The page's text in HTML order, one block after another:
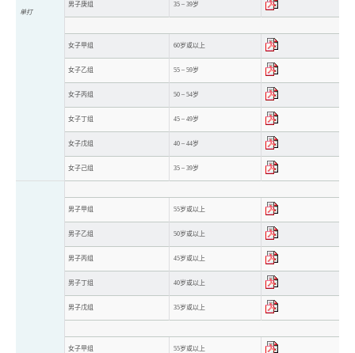
单打
男子庚组 35 – 39岁
女子甲组 60岁或以上
女子乙组 55 – 59岁
女子丙组 50 – 54岁
女子丁组 45 – 49岁
女子戊组 40 – 44岁
女子己组 35 – 39岁
男子甲组 55岁或以上
男子乙组 50岁或以上
男子丙组 45岁或以上
男子丁组 40岁或以上
男子戊组 35岁或以上
女子甲组 55岁或以上